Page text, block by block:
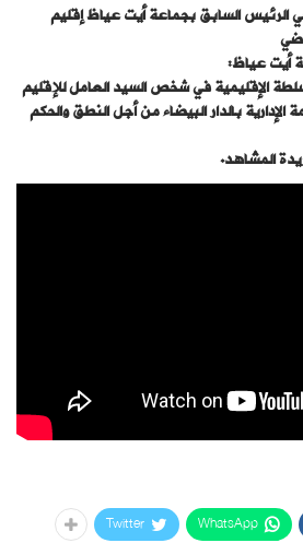
الرئيس السابق بجماعة أيت عياظ إقليم
أيت عياظ:
الإقليمية في شخص السيد العامل للإقليم
بالدار البيضاء من أجل النطق والحكم
المشاهد.
WhatsApp
Twitter